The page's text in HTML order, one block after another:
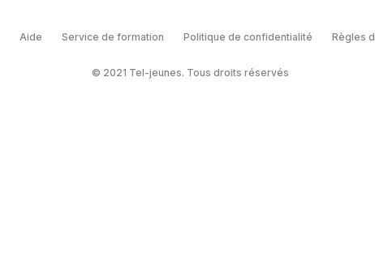
Aide Service de formation Politique de confidentialité Règles
© 2021 Tel-jeunes. Tous droits réservés